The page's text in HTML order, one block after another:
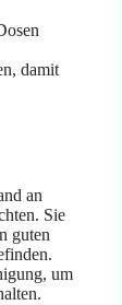
damit
an
Sie
guten
um